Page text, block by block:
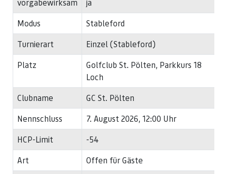
vorgabewirksam
ja
Modus
Stableford
Turnierart
Einzel (Stableford)
Platz
Golfclub St. Pölten, Parkkurs 18
Loch
Clubname
GC St. Pölten
Nennschluss
7. August 2026, 12:00 Uhr
HCP-Limit
-54
Art
Offen für Gäste